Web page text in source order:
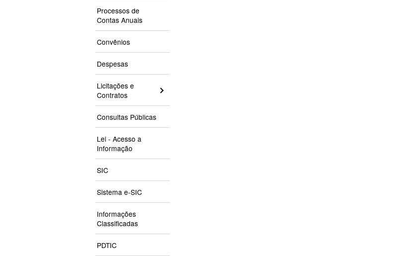
Processos de
Contas Anuais
Convênios
Despesas
Licitações e
Contratos
Consultas Públicas
Lei - Acesso a
Informação
SIC
Sistema e-SIC
Informações
Classificadas
PDTIC